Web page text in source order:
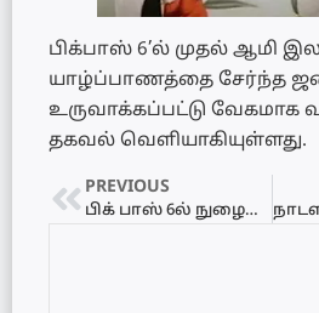
பிக்பாஸ் 6’ல் முதல் ஆமி
யாழ்ப்பாணத்தை சேர்ந்த
உருவாக்கப்பட்டு வேகமாக
தகவல் வெளியாகியுள்ளது.
PREVIOUS
பிக் பாஸ் 6ல் நுழைந்திருக்கும் போட்டியாளர்கள்